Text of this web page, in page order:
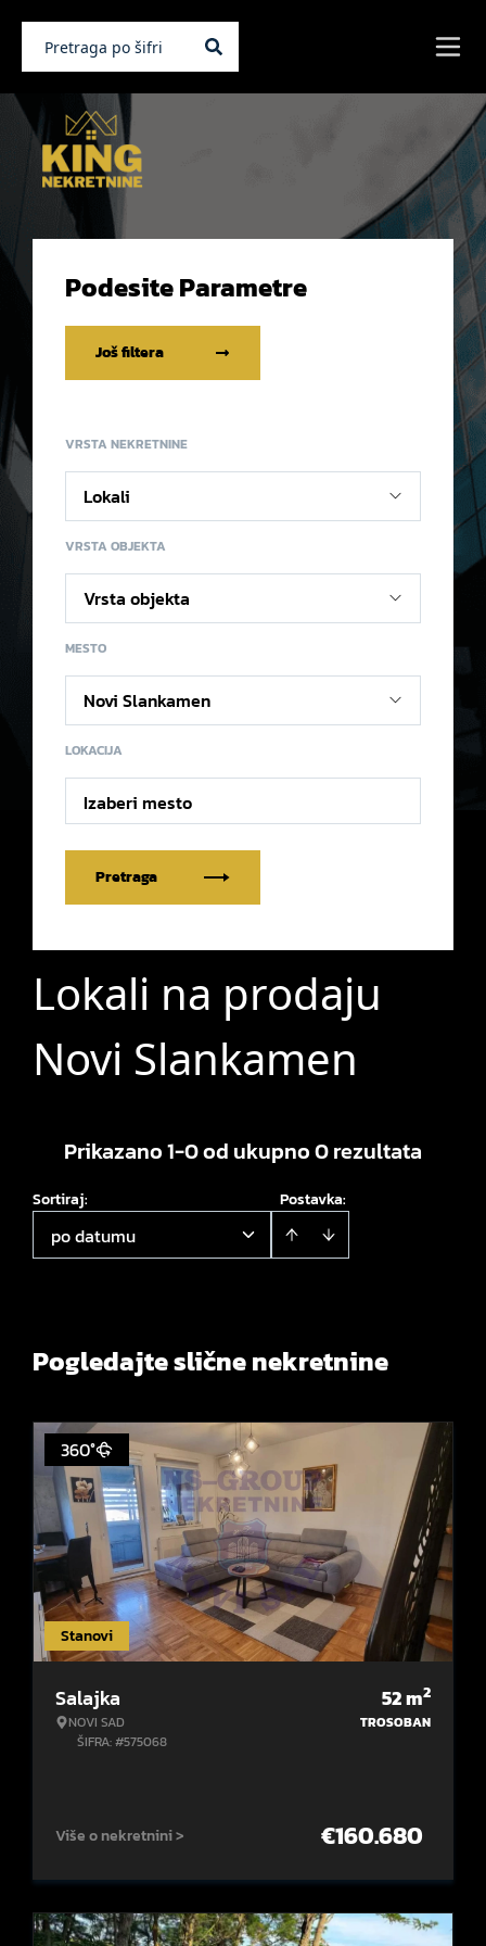
Podesite Parametre
Još filtera
VRSTA NEKRETNINE
VRSTA OBJEKTA
MESTO
LOKACIJA
Izaberi mesto
Pretraga
Lokali na prodaju
Novi Slankamen
Prikazano 1-0 od ukupno 0 rezultata
Postavka:
Sortiraj:
po datumu
Pogledajte slične nekretnine
Stanovi
360°
Salajka
NOVI SAD
ŠIFRA: #575068
52m2
TROSOBAN
Više o nekretnini > €160.680